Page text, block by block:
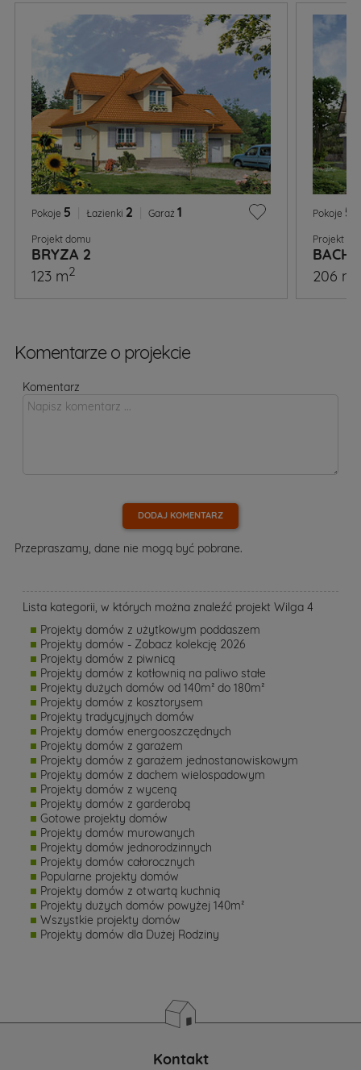
Pokoje 5 Łazienki 2 Garaż 1
Projekt domu
BRYZA 2
123 m2
Pokoje 5
Projekt
206 m
Komentarze o projekcie
Komentarz
DODAJ KOMENTARZ
Przepraszamy, dane nie mogą być pobrane.
Lista kategorii, w których można znaleźć projekt Wilga 4
Projekty domów z użytkowym poddaszem
Projekty domów - Zobacz kolekcję 2026
Projekty domów z piwnicą
Projekty domów z kotłownią na paliwo stałe
Projekty dużych domów od 140m² do 180m²
Projekty domów z kosztorysem
Projekty tradycyjnych domów
Projekty domów energooszczędnych
Projekty domów z garażem
Projekty domów z garażem jednostanowiskowym
Projekty domów z dachem wielospadowym
Projekty domów z wyceną
Projekty domów z garderobą
Gotowe projekty domów
Projekty domów murowanych
Projekty domów jednorodzinnych
Projekty domów całorocznych
Popularne projekty domów
Projekty domów z otwartą kuchnią
Projekty dużych domów powyżej 140m²
Wszystkie projekty domów
Projekty domów dla Dużej Rodziny
Kontakt